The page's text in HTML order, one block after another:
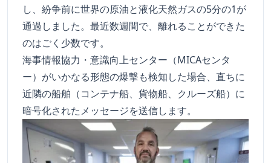
し、紛争前に世界の原油と液化天然ガスの5分の1が
通過しました。最近数週間で、離れることができた
のはごく少数です。
海事情報協力・意識向上センター（MICAセンタ
ー）がいかなる形態の爆撃も検知した場合、直ちに
近隣の船舶（コンテナ船、貨物船、クルーズ船）に
暗号化されたメッセージを送信します。